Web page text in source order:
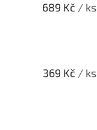
689 Kč / ks
369 Kč / ks